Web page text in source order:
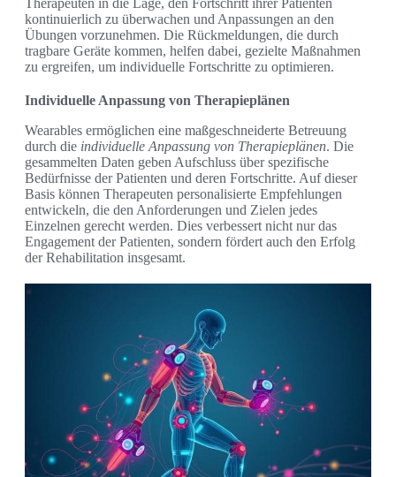
Therapeuten in die Lage, den Fortschritt ihrer Patienten
kontinuierlich zu überwachen und Anpassungen an den
Übungen vorzunehmen. Die Rückmeldungen, die durch
tragbare Geräte kommen, helfen dabei, gezielte Maßnahmen
zu ergreifen, um individuelle Fortschritte zu optimieren.
Individuelle Anpassung von Therapieplänen
Wearables ermöglichen eine maßgeschneiderte Betreuung
durch die individuelle Anpassung von Therapieplänen. Die
gesammelten Daten geben Aufschluss über spezifische
Bedürfnisse der Patienten und deren Fortschritte. Auf dieser
Basis können Therapeuten personalisierte Empfehlungen
entwickeln, die den Anforderungen und Zielen jedes
Einzelnen gerecht werden. Dies verbessert nicht nur das
Engagement der Patienten, sondern fördert auch den Erfolg
der Rehabilitation insgesamt.